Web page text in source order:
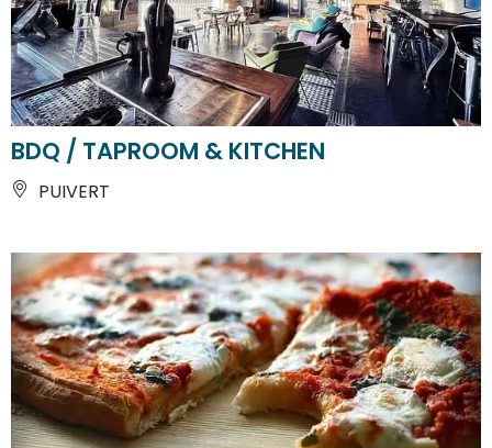
BDQ / TAPROOM & KITCHEN
PUIVERT